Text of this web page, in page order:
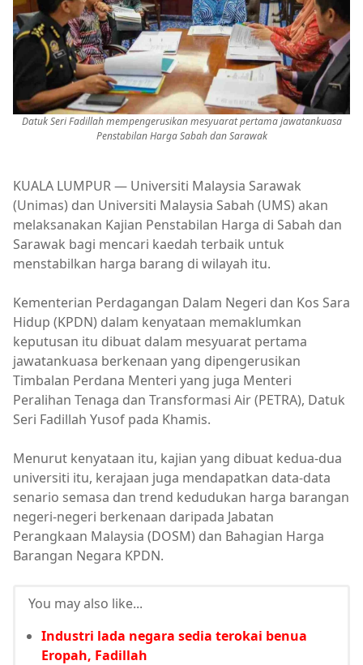
Datuk Seri Fadillah mempengerusikan mesyuarat pertama jawatankuasa
Penstabilan Harga Sabah dan Sarawak
KUALA LUMPUR — Universiti Malaysia Sarawak
(Unimas) dan Universiti Malaysia Sabah (UMS) akan
melaksanakan Kajian Penstabilan Harga di Sabah dan
Sarawak bagi mencari kaedah terbaik untuk
menstabilkan harga barang di wilayah itu.
Kementerian Perdagangan Dalam Negeri dan Kos Sara
Hidup (KPDN) dalam kenyataan memaklumkan
keputusan itu dibuat dalam mesyuarat pertama
jawatankuasa berkenaan yang dipengerusikan
Timbalan Perdana Menteri yang juga Menteri
Peralihan Tenaga dan Transformasi Air (PETRA), Datuk
Seri Fadillah Yusof pada Khamis.
Menurut kenyataan itu, kajian yang dibuat kedua-dua
universiti itu, kerajaan juga mendapatkan data-data
senario semasa dan trend kedudukan harga barangan
negeri-negeri berkenaan daripada Jabatan
Perangkaan Malaysia (DOSM) dan Bahagian Harga
Barangan Negara KPDN.
You may also like...
Industri lada negara sedia terokai benua
Eropah, Fadillah